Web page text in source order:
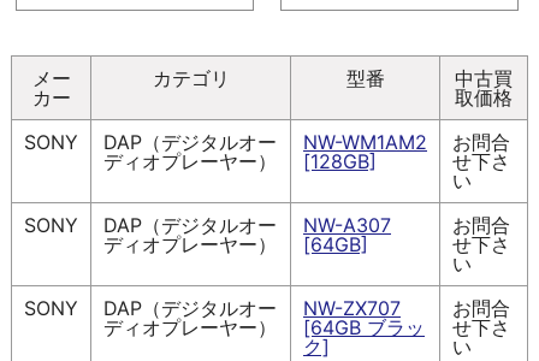
メー
カー
カテゴリ 型番
中古買
取価格
SONY
DAP（デジタルオー
ディオプレーヤー）
NW-WM1AM2
[128GB]
お問合
せ下さ
い
SONY
DAP（デジタルオー
ディオプレーヤー）
NW-A307
[64GB]
お問合
せ下さ
い
SONY
DAP（デジタルオー
ディオプレーヤー）
NW-ZX707
[64GB ブラッ
ク]
お問合
せ下さ
い